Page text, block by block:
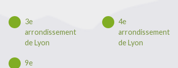
3e
arrondissement
de Lyon
4e
arrondissement
de Lyon
9e